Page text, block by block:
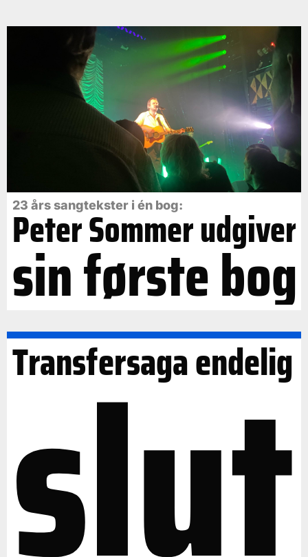
23 års sangtekster i én bog:
Peter Sommer udgiver
sin første bog
Transfersaga endelig
slut